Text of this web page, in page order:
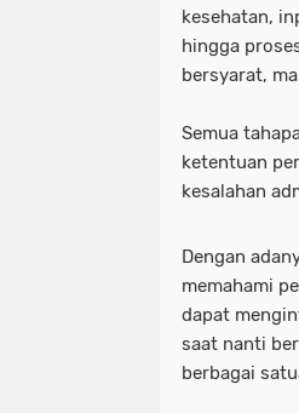
kesehatan,
hingga
bersyarat,
Semua
ketentuan
kesalahan
Dengan
memahami
dapat
saat nanti
berbagai